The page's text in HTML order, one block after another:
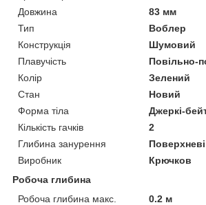
Довжина
83 мм
Тип
Воблер
Конструкція
Шумовий
Плавучість
Повільно-
Колір
Зелений
Стан
Новий
Форма тіла
Джеркі-
Кількість гачків
2
Глибина занурення
Поверхневі
Виробник
Крючков
Робоча глибина
Робоча глибина макс.
0.2 м